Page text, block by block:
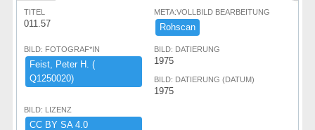
TITEL
011.57
META:VOLLBILD BEARBEITUNG
Rohscan
BILD: FOTOGRAF*IN
Feist,​ ​Peter ​H.​ ​(​
Q1250020)​
BILD: DATIERUNG
1975
BILD: DATIERUNG (DATUM)
1975
BILD: LIZENZ
CC ​BY ​SA ​4.​0 ​